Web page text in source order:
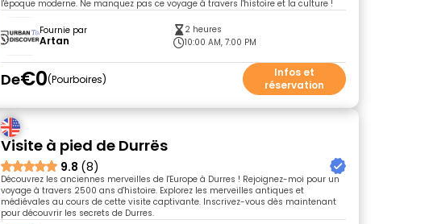
l'époque moderne. Ne manquez pas ce voyage à travers l'histoire et la culture !
Fournie par
Artan
2 heures
10:00 AM, 7:00 PM
De€0 Pourboires
Infos et
réservation
Visite à pied de Durrës
9.8 (8)
Découvrez les anciennes merveilles de l'Europe à Durres ! Rejoignez-moi pour un
voyage à travers 2500 ans d'histoire. Explorez les merveilles antiques et
médiévales au cours de cette visite captivante. Inscrivez-vous dès maintenant
pour découvrir les secrets de Durres.